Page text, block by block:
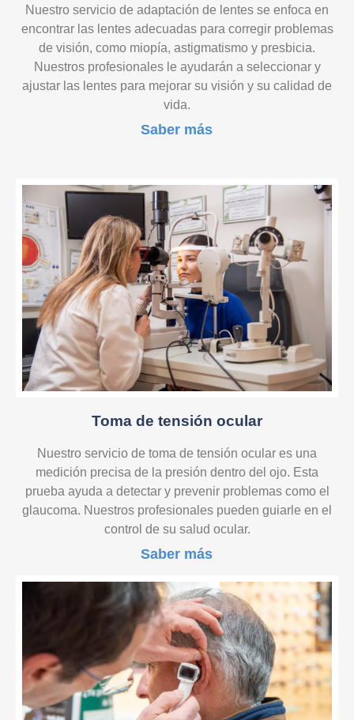
Nuestro servicio de adaptación de lentes se enfoca en
encontrar las lentes adecuadas para corregir problemas
de visión, como miopía, astigmatismo y presbicia.
Nuestros profesionales le ayudarán a seleccionar y
ajustar las lentes para mejorar su visión y su calidad de
vida.
Saber más
Toma de tensión ocular
Nuestro servicio de toma de tensión ocular es una
medición precisa de la presión dentro del ojo. Esta
prueba ayuda a detectar y prevenir problemas como el
glaucoma. Nuestros profesionales pueden guiarle en el
control de su salud ocular.
Saber más